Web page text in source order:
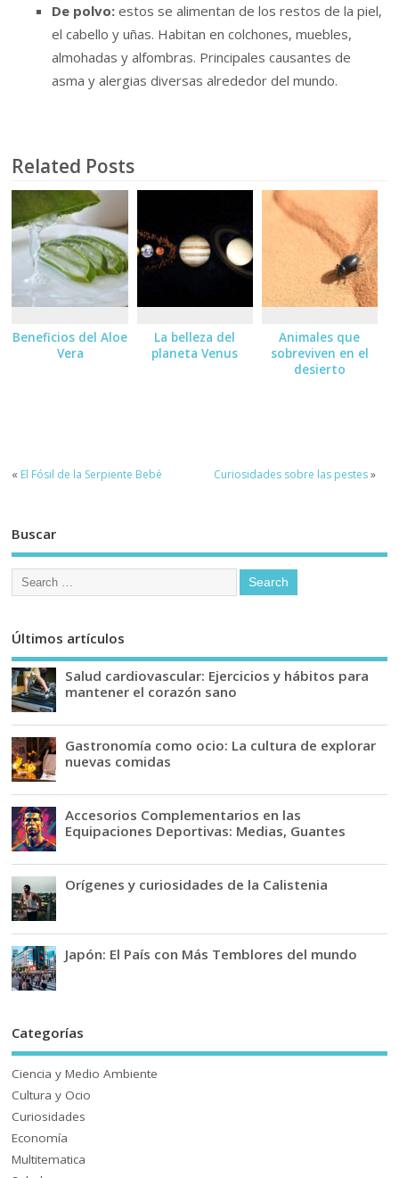
De polvo:estos se alimentan de los restos de la piel,
el cabello y uñas. Habitan en colchones, muebles,
almohadas y alfombras. Principales causantes de
asma y alergias diversas alrededor del mundo.
Related Posts
Beneficios del Aloe
Vera
La belleza del
planeta Venus
Animales que
sobreviven en el
desierto
« El Fósil de la Serpiente Bebé Curiosidades sobre las pestes»
Buscar
Últimos artículos
Salud cardiovascular: Ejercicios y hábitos para
mantener el corazón sano
Gastronomía como ocio: La cultura de explorar
nuevas comidas
Accesorios Complementarios en las
Equipaciones Deportivas: Medias, Guantes
Orígenes y curiosidades de la Calistenia
Japón: El País con Más Temblores del mundo
Categorías
Ciencia y Medio Ambiente
Cultura y Ocio
Curiosidades
Economía
Multitematica